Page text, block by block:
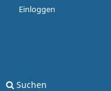
Suchen
Einloggen